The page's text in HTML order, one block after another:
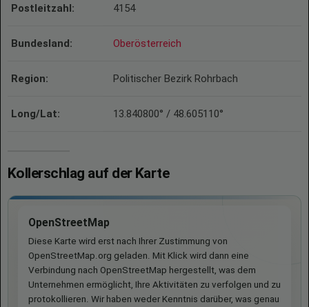
Postleitzahl: 4154
Bundesland: Oberösterreich
Region: Politischer Bezirk Rohrbach
Long/Lat: 13.840800° / 48.605110°
Kollerschlag auf der Karte
OpenStreetMap
Diese Karte wird erst nach Ihrer Zustimmung von
OpenStreetMap.org geladen. Mit Klick wird dann eine
Verbindung nach OpenStreetMap hergestellt, was dem
Unternehmen ermöglicht, Ihre Aktivitäten zu verfolgen und zu
protokollieren. Wir haben weder Kenntnis darüber, was genau